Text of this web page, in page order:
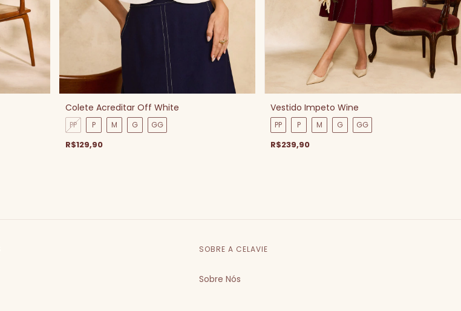
Colete Acreditar Off White
PP P M G GG
R$129,90
Vestido Impeto Wine
PP P M G GG
R$239,90
SOBRE A CELAVIE
Sobre Nós